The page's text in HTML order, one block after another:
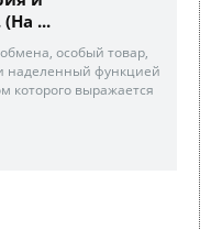
...
особый товар,
наделенный функцией
которого выражается